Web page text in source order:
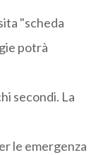
"scheda
potrà
secondi. La
le emergenza